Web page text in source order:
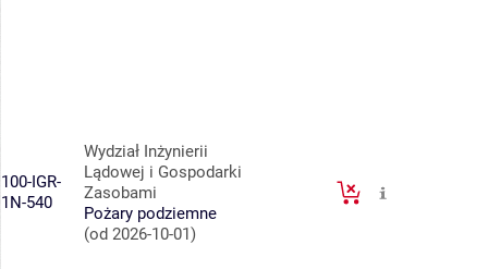
100-IGR-
1N-540
Wydział Inżynierii
Lądowej i Gospodarki
Zasobami
Pożary podziemne
(od 2026-10-01)